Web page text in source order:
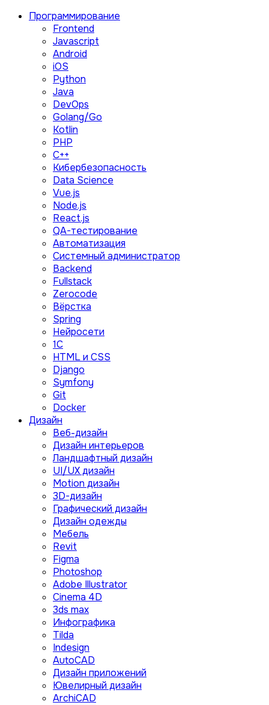
Программирование
Frontend
Javascript
Android
iOS
Python
Java
DevOps
Golang/Go
Kotlin
PHP
C++
Кибербезопасность
Data Science
Vue.js
Node.js
React.js
QA-тестирование
Автоматизация
Системный администратор
Backend
Fullstack
Zerocode
Вёрстка
Spring
Нейросети
1C
HTML и CSS
Django
Symfony
Git
Docker
Дизайн
Веб-дизайн
Дизайн интерьеров
Ландшафтный дизайн
UI/UX дизайн
Motion дизайн
3D-дизайн
Графический дизайн
Дизайн одежды
Мебель
Revit
Figma
Photoshop
Adobe Illustrator
Сinema 4D
3ds max
Инфографика
Tilda
Indesign
AutoCAD
Дизайн приложений
Ювелирный дизайн
ArchiCAD